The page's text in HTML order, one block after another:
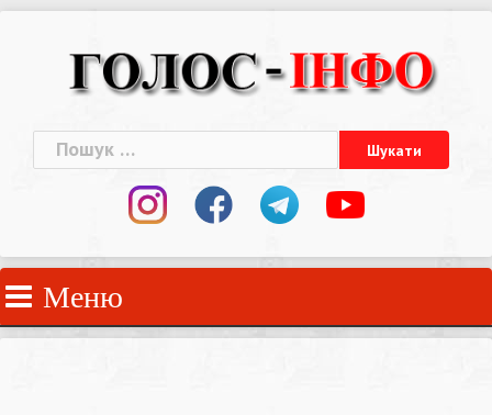
Пошук:
Меню